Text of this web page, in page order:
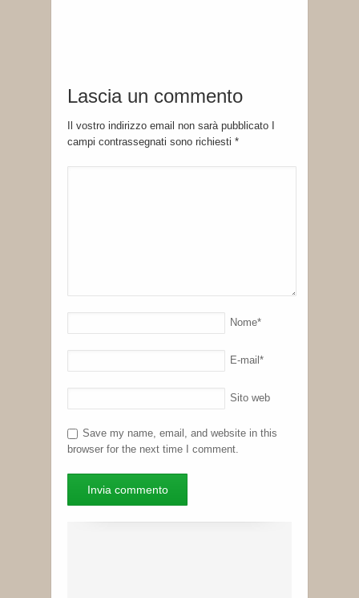
Lascia un commento
Il vostro indirizzo email non sarà pubblicato I
campi contrassegnati sono richiesti *
Nome*
E-mail *
Sito web
Save my name, email, and website in this
browser for the next time I comment.